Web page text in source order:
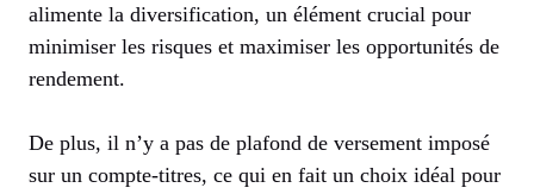
alimente la diversification, un élément crucial pour
minimiser les risques et maximiser les opportunités de
rendement.
De plus, il n’y a pas de plafond de versement imposé
sur un compte-titres, ce qui en fait un choix idéal pour